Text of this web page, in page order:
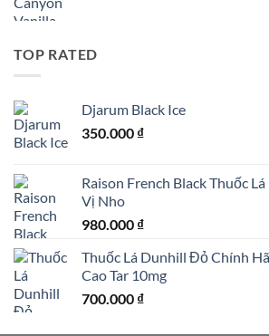
TOP RATED
Djarum Black Ice
350.000 ₫
Raison French Black Thuốc
Vị Nho
980.000 ₫
Thuốc Lá Dunhill Đỏ Chính
Cao Tar 10mg
700.000 ₫